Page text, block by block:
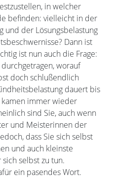
in welcher
befinden: vielleicht in der
und der Lösungsbelastung
Dann ist
ist nun auch die Frage:
worauf
doch schlußendlich
dauert bis
immer wieder
sind Sie, auch wenn
und Meisterinnen der
dass Sie sich selbst
und auch kleinste
selbst zu tun.
ein pasendes Wort.